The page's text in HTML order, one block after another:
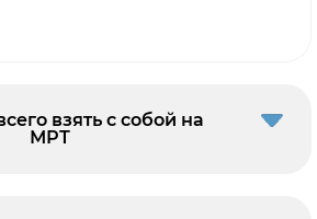
взять с собой на
МРТ